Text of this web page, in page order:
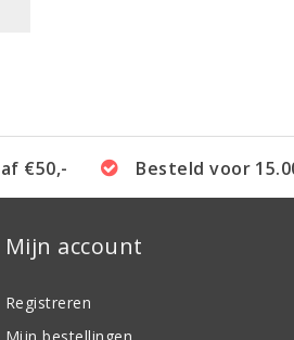
€50,- Besteld voor
Mijn account
Registreren